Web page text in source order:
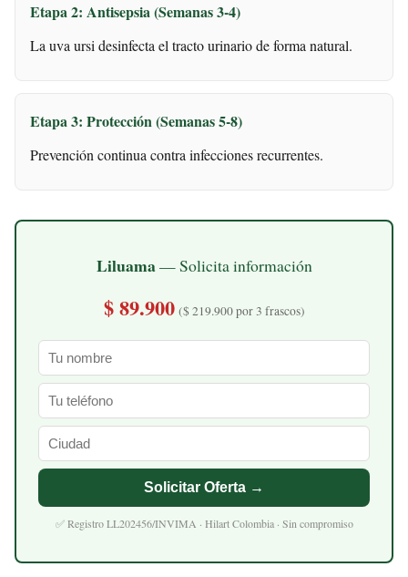
Etapa 2: Antisepsia (Semanas 3-4)
La uva ursi desinfecta el tracto urinario de forma natural.
Etapa 3: Protección (Semanas 5-8)
Prevención continua contra infecciones recurrentes.
Liluama— Solicita información
$ 89.900 ($ 219.900 por 3 frascos)
Solicitar Oferta →
✅ Registro LL202456/INVIMA · Hilart Colombia · Sin compromiso